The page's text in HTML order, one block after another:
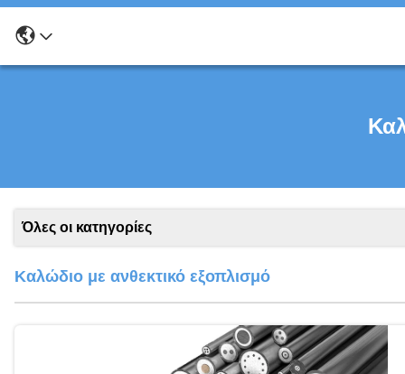
Όλες οι κατηγορίες
Καλώδιο με ανθεκτικό εξοπλισμό